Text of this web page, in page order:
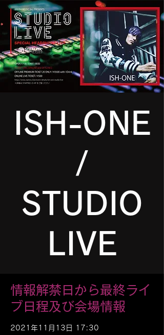
ISH-ONE
/
STUDIO
LIVE
情報解禁日から最終ライ
ブ日程及び会場情報
2021年11月13日 17:30